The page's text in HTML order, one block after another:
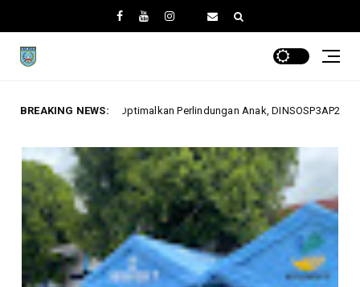
BREAKING NEWS:
DINSOSP3AP2KB Gelar Monev PATBM di Kecamatan Karang Intan